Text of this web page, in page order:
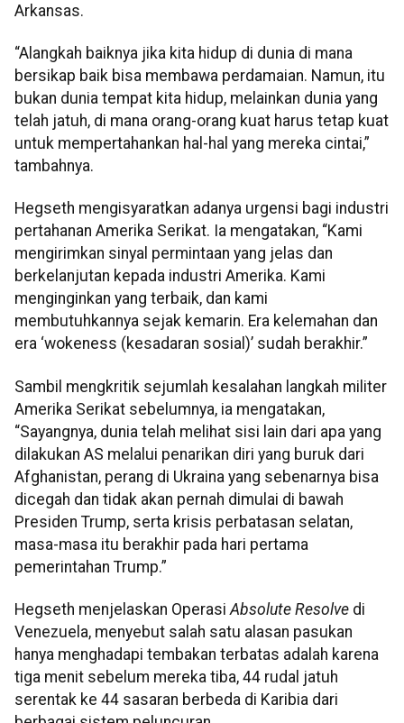
Arkansas.
“Alangkah baiknya jika kita hidup di dunia di mana
bersikap baik bisa membawa perdamaian. Namun, itu
bukan dunia tempat kita hidup, melainkan dunia yang
telah jatuh, di mana orang-orang kuat harus tetap kuat
untuk mempertahankan hal-hal yang mereka cintai,”
tambahnya.
Hegseth mengisyaratkan adanya urgensi bagi industri
pertahanan Amerika Serikat. Ia mengatakan, “Kami
mengirimkan sinyal permintaan yang jelas dan
berkelanjutan kepada industri Amerika. Kami
menginginkan yang terbaik, dan kami
membutuhkannya sejak kemarin. Era kelemahan dan
era ‘wokeness (kesadaran sosial)’ sudah berakhir.”
Sambil mengkritik sejumlah kesalahan langkah militer
Amerika Serikat sebelumnya, ia mengatakan,
“Sayangnya, dunia telah melihat sisi lain dari apa yang
dilakukan AS melalui penarikan diri yang buruk dari
Afghanistan, perang di Ukraina yang sebenarnya bisa
dicegah dan tidak akan pernah dimulai di bawah
Presiden Trump, serta krisis perbatasan selatan,
masa-masa itu berakhir pada hari pertama
pemerintahan Trump.”
Hegseth menjelaskan OperasiAbsolute Resolve di
Venezuela, menyebut salah satu alasan pasukan
hanya menghadapi tembakan terbatas adalah karena
tiga menit sebelum mereka tiba, 44 rudal jatuh
serentak ke 44 sasaran berbeda di Karibia dari